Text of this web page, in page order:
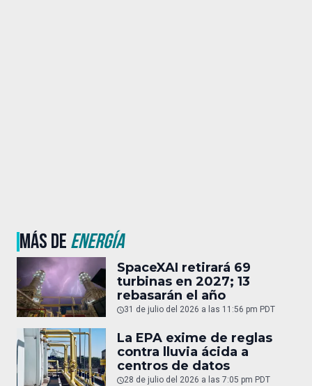
MÁS DEENERGÍA
SpaceXAI retirará 69
turbinas en 2027; 13
rebasarán el año
31 de julio del 2026 a las 11:56 pm PDT
La EPA exime de reglas
contra lluvia ácida a
centros de datos
28 de julio del 2026 a las 7:05 pm PDT